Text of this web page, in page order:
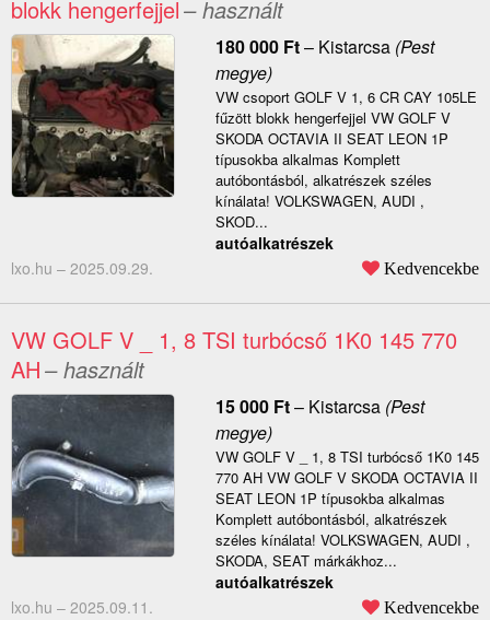
blokk hengerfejjel– használt
180 000 Ft– Kistarcsa(Pest
megye)
VW csoport GOLF V 1, 6 CR CAY 105LE
fűzött blokk hengerfejjel VW GOLF V
SKODA OCTAVIA II SEAT LEON 1P
típusokba alkalmas Komplett
autóbontásból, alkatrészek széles
kínálata! VOLKSWAGEN, AUDI ,
SKOD...
autóalkatrészek
lxo.hu – 2025.09.29. Kedvencekbe
VW GOLF V _ 1, 8 TSI turbócső 1K0 145 770
AH– használt
15 000 Ft– Kistarcsa(Pest
megye)
VW GOLF V _ 1, 8 TSI turbócső 1K0 145
770 AH VW GOLF V SKODA OCTAVIA II
SEAT LEON 1P típusokba alkalmas
Komplett autóbontásból, alkatrészek
széles kínálata! VOLKSWAGEN, AUDI ,
SKODA, SEAT márkákhoz...
autóalkatrészek
lxo.hu – 2025.09.11. Kedvencekbe